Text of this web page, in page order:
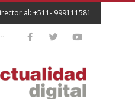
al: +511- 999111581